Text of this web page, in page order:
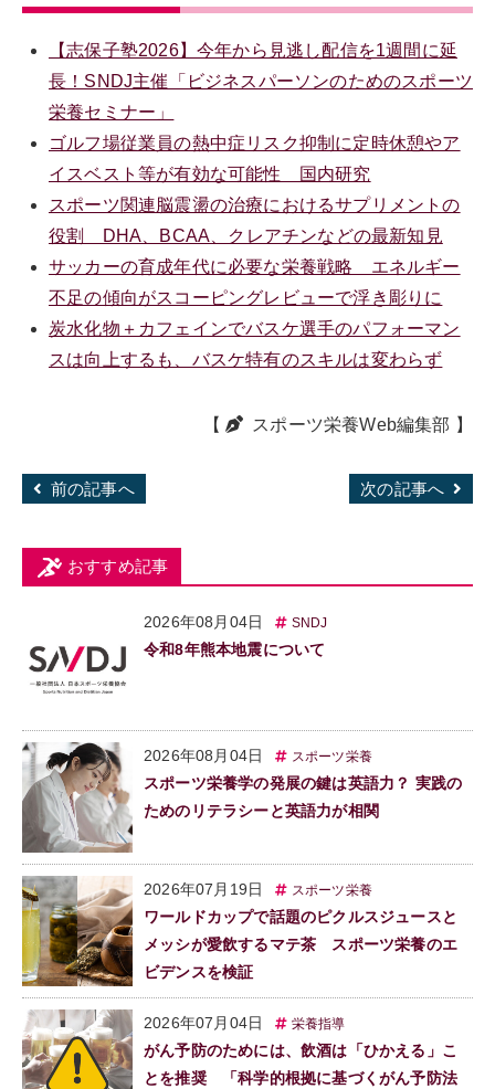
【志保子塾2026】今年から見逃し配信を1週間に延
長！SNDJ主催「ビジネスパーソンのためのスポーツ
栄養セミナー」
ゴルフ場従業員の熱中症リスク抑制に定時休憩やア
イスベスト等が有効な可能性 国内研究
スポーツ関連脳震盪の治療におけるサプリメントの
役割 DHA、BCAA、クレアチンなどの最新知見
サッカーの育成年代に必要な栄養戦略 エネルギー
不足の傾向がスコーピングレビューで浮き彫りに
炭水化物＋カフェインでバスケ選手のパフォーマン
スは向上するも、バスケ特有のスキルは変わらず
【 スポーツ栄養Web編集部 】
前の記事へ 次の記事へ
おすすめ記事
2026年08月04日 SNDJ
令和8年熊本地震について
2026年08月04日 スポーツ栄養
スポーツ栄養学の発展の鍵は英語力？ 実践の
ためのリテラシーと英語力が相関
2026年07月19日 スポーツ栄養
ワールドカップで話題のピクルスジュースと
メッシが愛飲するマテ茶 スポーツ栄養のエ
ビデンスを検証
2026年07月04日 栄養指導
がん予防のためには、飲酒は「ひかえる」こ
とを推奨 「科学的根拠に基づくがん予防法